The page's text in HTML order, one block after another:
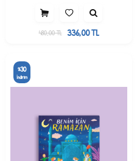
480,00TL 336,00TL
%30
İndirim